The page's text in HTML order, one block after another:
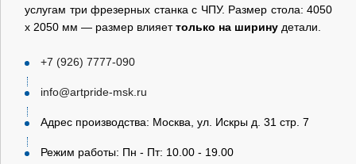
услугам три фрезерных станка с ЧПУ. Размер стола: 4050
х 2050 мм — размер влияеттолько на ширину детали.
+7 (926) 7777-090
info@artpride-msk.ru
Адрес производства: Москва, ул. Искры д. 31 стр. 7
Режим работы: Пн - Пт: 10.00 - 19.00